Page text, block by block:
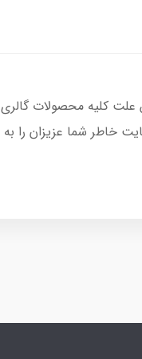
کلیه محصولات گالری
خاطر شما عزیزان را به